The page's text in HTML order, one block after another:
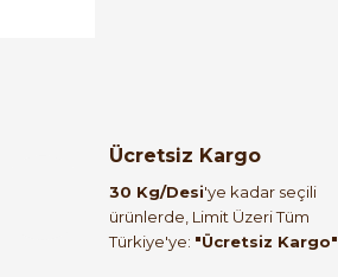
Ücretsiz Kargo
30 Kg/Desi'ye kadar seçili
ürünlerde, Limit Üzeri Tüm
Türkiye'ye: "Ücretsiz Kargo"